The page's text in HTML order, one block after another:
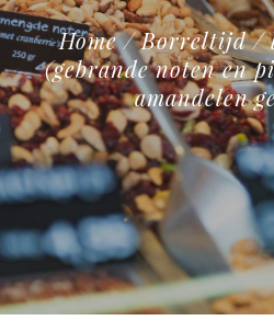
Home/Borreltijd/
(gebrande noten en
amandelen